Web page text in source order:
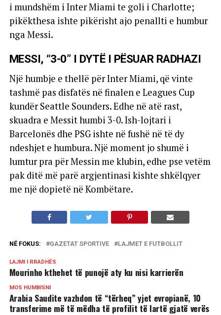
i mundshëm i Inter Miami te goli i Charlotte;
pikëkthesa ishte pikërisht ajo penallti e humbur
nga Messi.
MESSI, “3-0” I DYTË I PËSUAR RADHAZI
Një humbje e thellë për Inter Miami, që vinte
tashmë pas disfatës në finalen e Leagues Cup
kundër Seattle Sounders. Edhe në atë rast,
skuadra e Messit humbi 3-0. Ish-lojtari i
Barcelonës dhe PSG ishte në fushë në të dy
ndeshjet e humbura. Një moment jo shumë i
lumtur pra për Messin me klubin, edhe pse vetëm
pak ditë më parë argjentinasi kishte shkëlqyer
me një dopietë në Kombëtare.
NË FOKUS: GAZETAT SPORTIVE LAJMET E FUTBOLLIT
LAJMI I RRADHËS
Mourinho kthehet të punojë aty ku nisi karrierën
MOS HUMBISNI
Arabia Saudite vazhdon të “tërheq” yjet evropianë, 10
transferime më të mëdha të profilit të lartë gjatë verës